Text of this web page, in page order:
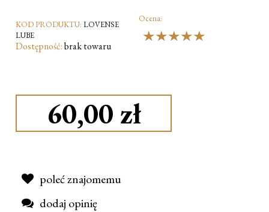
KOD PRODUKTU: LOVENSE
LUBE
Dostępność:brak towaru
Ocena:
60,00 zł
poleć znajomemu
dodaj opinię